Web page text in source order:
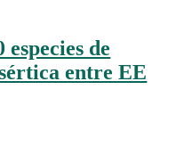
de
entre EE